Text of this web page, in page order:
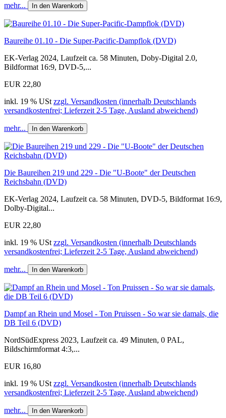
mehr... In den Warenkorb
Baureihe 01.10 - Die Super-Pacific-Dampflok (DVD)
EK-Verlag 2024, Laufzeit ca. 58 Minuten, Doby-Digital 2.0,
Bildformat 16:9, DVD-5,...
EUR 22,80
inkl. 19 % USt zzgl. Versandkosten (innerhalb Deutschlands
versandkostenfrei; Lieferzeit 2-5 Tage, Ausland abweichend)
mehr... In den Warenkorb
Die Baureihen 219 und 229 - Die "U-Boote" der Deutschen
Reichsbahn (DVD)
EK-Verlag 2024, Laufzeit ca. 58 Minuten, DVD-5, Bildformat 16:9,
Dolby-Digital...
EUR 22,80
inkl. 19 % USt zzgl. Versandkosten (innerhalb Deutschlands
versandkostenfrei; Lieferzeit 2-5 Tage, Ausland abweichend)
mehr... In den Warenkorb
Dampf an Rhein und Mosel - Ton Pruissen - So war sie damals, die
DB Teil 6 (DVD)
NordSüdExpress 2023, Laufzeit ca. 49 Minuten, 0 PAL,
Bildschirmformat 4:3,...
EUR 16,80
inkl. 19 % USt zzgl. Versandkosten (innerhalb Deutschlands
versandkostenfrei; Lieferzeit 2-5 Tage, Ausland abweichend)
mehr... In den Warenkorb